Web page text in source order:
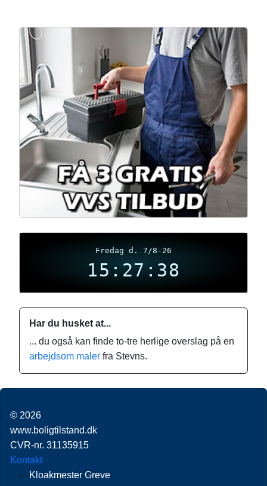
Fredag d. 7/8-26
15:27:38
Har du husket at...
... du også kan finde to-tre herlige overslag på en
arbejdsom maler fra Stevns.
© 2026
www.boligtilstand.dk
CVR-nr. 31135915
Kontakt
Kloakmester Greve